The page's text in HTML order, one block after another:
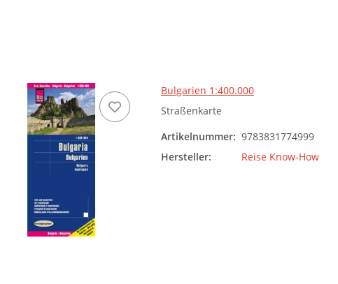
Bulgarien 1:400.000
Straßenkarte
Artikelnummer: 9783831774999
Hersteller:
Reise Know-How